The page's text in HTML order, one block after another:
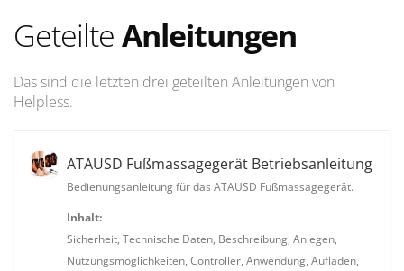
GeteilteAnleitungen
Das sind die letzten drei geteilten Anleitungen von
Helpless.
ATAUSD Fußmassagegerät Betriebsanleitung
Bedienungsanleitung für das ATAUSD Fußmassagegerät.
Inhalt:
Sicherheit, Technische Daten, Beschreibung, Anlegen,
Nutzungsmöglichkeiten, Controller, Anwendung, Aufladen,